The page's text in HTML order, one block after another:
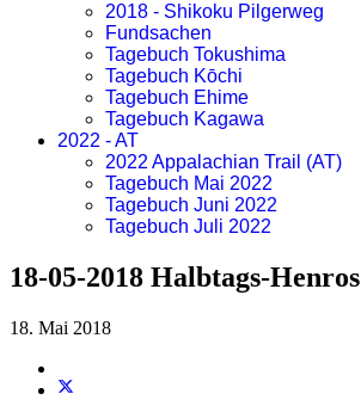
2018 - Shikoku Pilgerweg
Fundsachen
Tagebuch Tokushima
Tagebuch Kōchi
Tagebuch Ehime
Tagebuch Kagawa
2022 - AT
2022 Appalachian Trail (AT)
Tagebuch Mai 2022
Tagebuch Juni 2022
Tagebuch Juli 2022
18-05-2018 Halbtags-Henros
18. Mai 2018